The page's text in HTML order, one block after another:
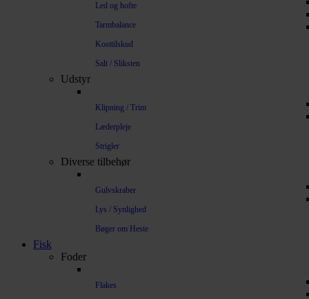
Led og hofte
Tarmbalance
Kosttilskud
Salt / Sliksten
Udstyr
Klipning / Trim
Læderpleje
Strigler
Diverse tilbehør
Gulvskraber
Lys / Synlighed
Bøger om Heste
Fisk
Foder
Flakes